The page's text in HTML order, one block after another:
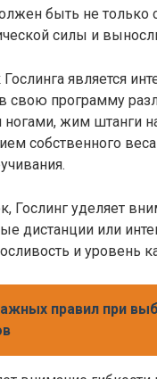
быть не только
силы и
является
свою программу
жим штанги
собственного
Гослинг уделяет
дистанции или
и уровень
правил при